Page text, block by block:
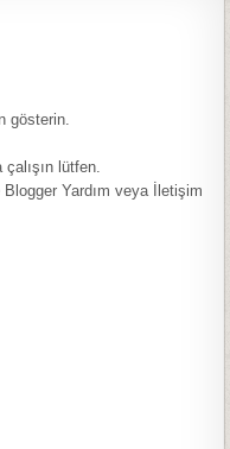
gösterin.
lütfen.
Yardım veya İletişim